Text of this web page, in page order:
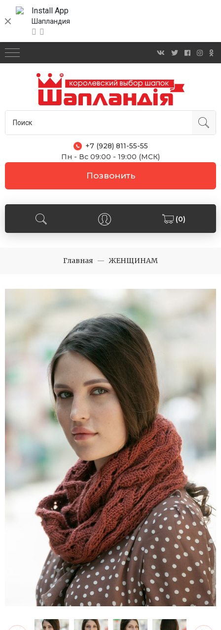
Install App
Шапландия
+7 (928) 811-55-55
Пн - Вс 09:00 - 19:00 (МСК)
Позвонить
(0)
Главная ЖЕНЩИНАМ